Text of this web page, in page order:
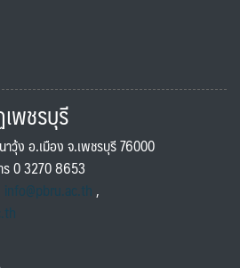
พชรบุรี
วุ้ง อ.เมือง จ.เพชรบุรี 76000
0 3270 8653
info@pbru.ac.th,